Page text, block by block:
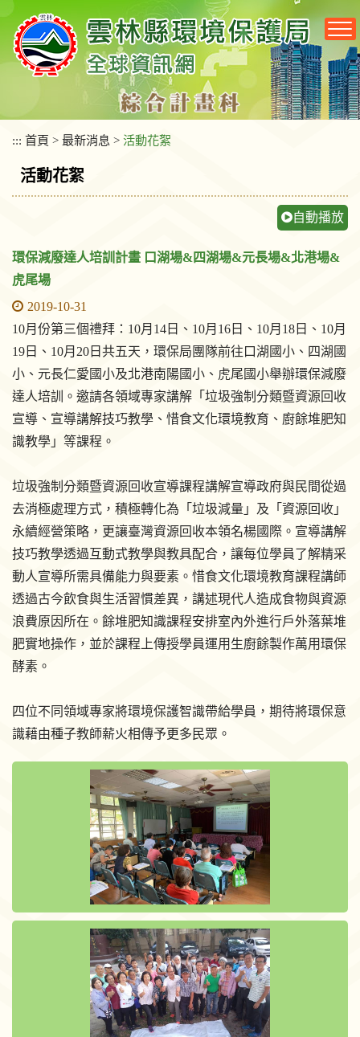
要
區
::: 首頁 > 最新消息 > 活動花絮
活動花絮
自動播放
環保減廢達人培訓計畫 口湖場&四湖場&元長場&北港場&
虎尾場
2019-10-31
10月份第三個禮拜：10月14日、10月16日、10月18日、10月
19日、10月20日共五天，環保局團隊前往口湖國小、四湖國
小、元長仁愛國小及北港南陽國小、虎尾國小舉辦環保減廢
達人培訓。邀請各領域專家講解「垃圾強制分類暨資源回收
宣導、宣導講解技巧教學、惜食文化環境教育、廚餘堆肥知
識教學」等課程。
垃圾強制分類暨資源回收宣導課程講解宣導政府與民間從過
去消極處理方式，積極轉化為「垃圾減量」及「資源回收」
永續經營策略，更讓臺灣資源回收本領名楊國際。宣導講解
技巧教學透過互動式教學與教具配合，讓每位學員了解精采
動人宣導所需具備能力與要素。惜食文化環境教育課程講師
透過古今飲食與生活習慣差異，講述現代人造成食物與資源
浪費原因所在。餘堆肥知識課程安排室內外進行戶外落葉堆
肥實地操作，並於課程上傳授學員運用生廚餘製作萬用環保
酵素。
四位不同領域專家將環境保護智識帶給學員，期待將環保意
識藉由種子教師薪火相傳予更多民眾。